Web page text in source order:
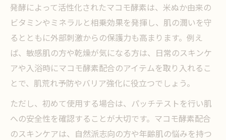
発酵によって活性化されたマコモ酵素は、米ぬか由来の
ビタミンやミネラルと相乗効果を発揮し、肌の潤いを守
るとともに外部刺激からの保護力も高まります。例え
ば、敏感肌の方や乾燥が気になる方は、日常のスキンケ
アや入浴時にマコモ酵素配合のアイテムを取り入れるこ
とで、肌荒れ予防やバリア強化に役立つでしょう。
ただし、初めて使用する場合は、パッチテストを行い肌
への安全性を確認することが大切です。マコモ酵素配合
のスキンケアは、自然派志向の方や年齢肌の悩みを持つ